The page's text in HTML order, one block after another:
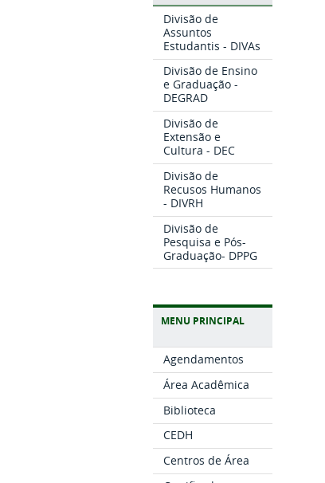
Divisão de
Assuntos
Estudantis - DIVAs
Divisão de Ensino
e Graduação -
DEGRAD
Divisão de
Extensão e
Cultura - DEC
Divisão de
Recusos Humanos
- DIVRH
Divisão de
Pesquisa e Pós-
Graduação- DPPG
MENU PRINCIPAL
Agendamentos
Área Acadêmica
Biblioteca
CEDH
Centros de Área